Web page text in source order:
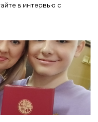
в интервью с